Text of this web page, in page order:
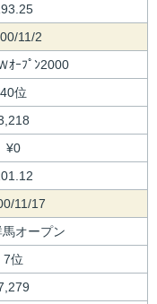
11/2
ｵｰﾌﾟﾝ2000
40位
¥0
11/17
オープン
7位